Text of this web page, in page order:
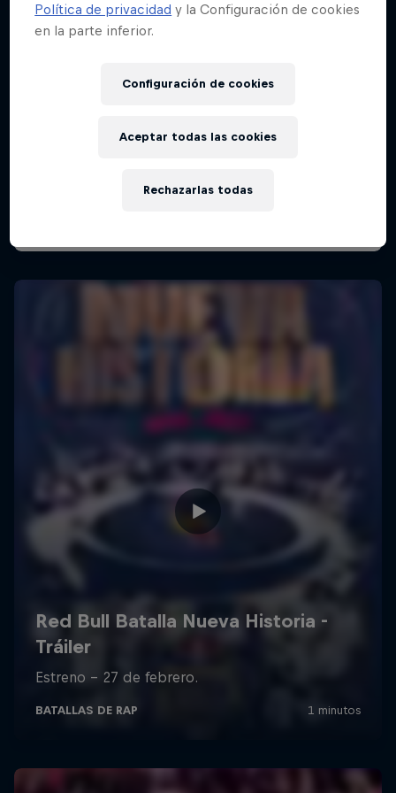
Red Bull Batalla Final Torneo de Plazas
Política de privacidad y la Configuración de cookies
en la parte inferior.
Configuración de cookies
Rechazarlas todas
Aceptar todas las cookies